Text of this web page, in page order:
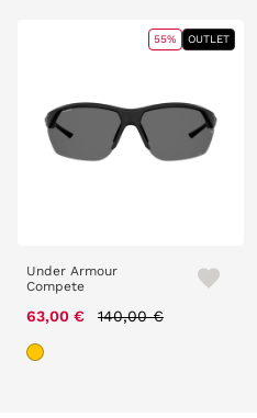
Under Armour
Compete
63,00 € Price reduced from
140,00 €
55% OUTLET